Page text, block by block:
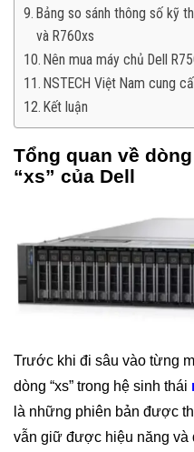
Bảng so sánh thông số kỹ
và R760xs
Nên mua máy chủ Dell
NSTECH Việt Nam cung
Kết luận
Tổng quan về
“xs” của Dell
Trước khi đi sâu vào từng
dòng “xs” trong hệ sinh thái
là những phiên bản được
vẫn giữ được hiệu năng và